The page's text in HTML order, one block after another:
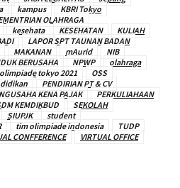
kampus
KBRI Tokyo
OLAHRAGA
kesehata KESEHATAN
KULIAH
LAPOR SPT TAUNAN BADAN
MAKANAN mAurid
NIB
BERUSAHA NPWP
olahraga
olimpiade tokyo 2021
OSS
PENDIRIAN PT & CV
KENA PAJAK
PERKULIAHAAN
KEMDIKBUD
SEKOLAH
SIUPJK
student
tim olimpiade indonesia
TUDP
CONFFERENCE
VIRTUAL OFFICE